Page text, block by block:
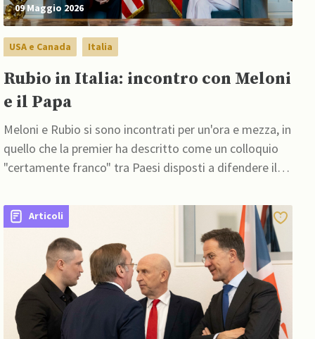
09 Maggio 2026
USA e Canada Italia
Rubio in Italia: incontro con Meloni
e il Papa
Meloni e Rubio si sono incontrati per un'ora e mezza, in
quello che la premier ha descritto come un colloquio
"certamente franco" tra Paesi disposti a difendere il
Articoli